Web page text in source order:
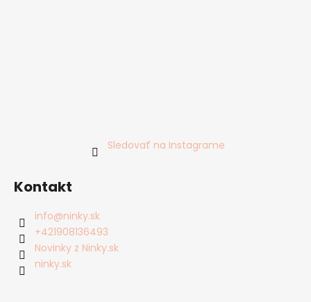
Sledovať na Instagrame
Kontakt
info@ninky.sk
+421908136493
Novinky z Ninky.sk
ninky.sk